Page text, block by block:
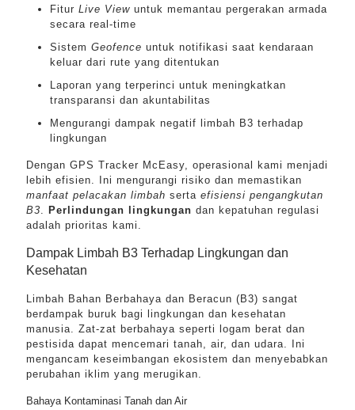
Fitur Live View untuk memantau pergerakan armada
secara real-time
Sistem Geofence untuk notifikasi saat kendaraan
keluar dari rute yang ditentukan
Laporan yang terperinci untuk meningkatkan
transparansi dan akuntabilitas
Mengurangi dampak negatif limbah B3 terhadap
lingkungan
Dengan GPS Tracker McEasy, operasional kami menjadi
lebih efisien. Ini mengurangi risiko dan memastikan
manfaat pelacakan limbah serta efisiensi pengangkutan
B3. Perlindungan lingkungan dan kepatuhan regulasi
adalah prioritas kami.
Dampak Limbah B3 Terhadap Lingkungan dan
Kesehatan
Limbah Bahan Berbahaya dan Beracun (B3) sangat
berdampak buruk bagi lingkungan dan kesehatan
manusia. Zat-zat berbahaya seperti logam berat dan
pestisida dapat mencemari tanah, air, dan udara. Ini
mengancam keseimbangan ekosistem dan menyebabkan
perubahan iklim yang merugikan.
Bahaya Kontaminasi Tanah dan Air